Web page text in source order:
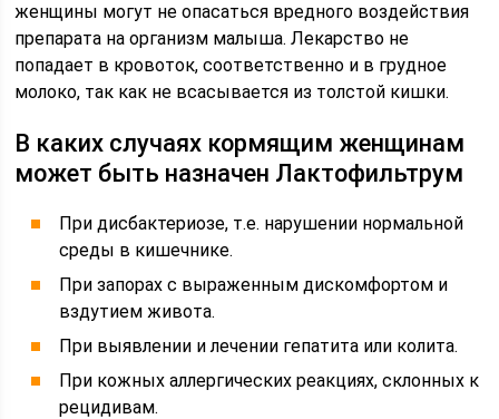
женщины могут не опасаться вредного воздействия
препарата на организм малыша. Лекарство не
попадает в кровоток, соответственно и в грудное
молоко, так как не всасывается из толстой кишки.
В каких случаях кормящим женщинам
может быть назначен Лактофильтрум
При дисбактериозе, т.е. нарушении нормальной
среды в кишечнике.
При запорах с выраженным дискомфортом и
вздутием живота.
При выявлении и лечении гепатита или колита.
При кожных аллергических реакциях, склонных к
рецидивам.